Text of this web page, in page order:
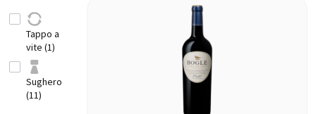
(4)
Marocco (1)
Moldavia (1)
(5)
pinot noir
(1)
syrah (2)
tempranillo
(1)
Tappo a
vite (1)
Sughero
(11)